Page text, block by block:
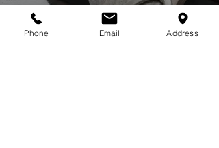
動画を再生
Phone Email Address